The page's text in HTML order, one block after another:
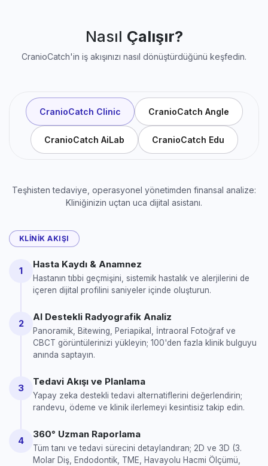
Nasıl Çalışır?
CranioCatch'in iş akışınızı nasıl dönüştürdüğünü keşfedin.
CranioCatch Clinic CranioCatch Angle
CranioCatch AiLab CranioCatch Edu
Teşhisten tedaviye, operasyonel yönetimden finansal analize:
Kliniğinizin uçtan uca dijital asistanı.
KLINIK AKIŞI
1
Hasta Kaydı & Anamnez
Hastanın tıbbi geçmişini, sistemik hastalık ve alerjilerini de
içeren dijital profilini saniyeler içinde oluşturun.
2
AI Destekli Radyografik Analiz
Panoramik, Bitewing, Periapikal, İntraoral Fotoğraf ve
CBCT görüntülerinizi yükleyin; 100'den fazla klinik bulguyu
anında saptayın.
3
Tedavi Akışı ve Planlama
Yapay zeka destekli tedavi alternatiflerini değerlendirin;
randevu, ödeme ve klinik ilerlemeyi kesintisiz takip edin.
4
360° Uzman Raporlama
Tüm tanı ve tedavi sürecini detaylandıran; 2D ve 3D (3.
Molar Diş, Endodontik, TME, Havayolu Hacmi Ölçümü,